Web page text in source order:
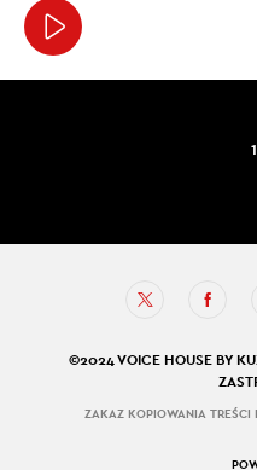
1
©2024 VOICE HOUSE BY
ZAKAZ KOPIOWANIA TREŚCI